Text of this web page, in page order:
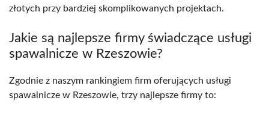
złotych przy bardziej skomplikowanych projektach.
Jakie są najlepsze firmy świadczące usługi
spawalnicze w Rzeszowie?
Zgodnie z naszym rankingiem firm oferujących usługi
spawalnicze w Rzeszowie, trzy najlepsze firmy to: